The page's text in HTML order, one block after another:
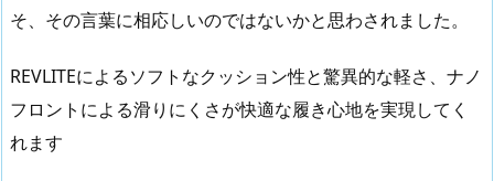
そ、その言葉に相応しいのではないかと思わされました。
REVLITEによるソフトなクッション性と驚異的な軽さ、ナノ
フロントによる滑りにくさが快適な履き心地を実現してく
れます